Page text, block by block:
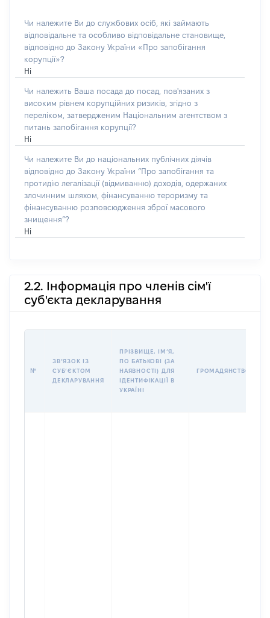
Чи належите Ви до службових осіб, які займають
відповідальне та особливо відповідальне становище,
відповідно до Закону України «Про запобігання
корупції»?
Ні
Чи належить Ваша посада до посад, пов'язаних з
високим рівнем корупційних ризиків, згідно з
переліком, затвердженим Національним агентством з
питань запобігання корупції?
Ні
Чи належите Ви до національних публічних діячів
відповідно до Закону України “Про запобігання та
протидію легалізації (відмиванню) доходів, одержаних
злочинним шляхом, фінансуванню тероризму та
фінансуванню розповсюдження зброї масового
знищення”?
Ні
2.2. Інформація про членів сім'ї
суб'єкта декларування
№
ЗВʼЯЗОК ІЗ
СУБʼЄКТОМ
ДЕКЛАРУВАННЯ
ПРІЗВИЩЕ, ІМʼЯ,
ПО БАТЬКОВІ (ЗА
НАЯВНОСТІ) ДЛЯ
ІДЕНТИФІКАЦІЇ В
УКРАЇНІ
ГРОМАДЯНСТВО